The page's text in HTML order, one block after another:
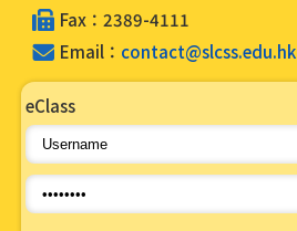
Fax：2389-4111
Email： contact@slcss.edu.hk
eClass